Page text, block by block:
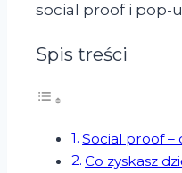
social proof i pop-
Spis treści
Social proof –
Co zyskasz